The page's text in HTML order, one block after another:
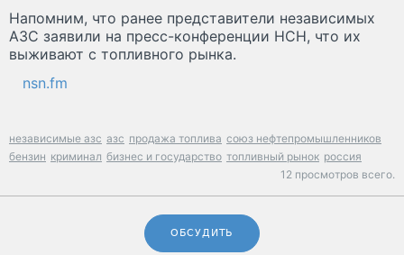
Напомним, что ранее представители независимых
АЗС заявили на пресс-конференции НСН, что их
выживают с топливного рынка.
nsn.fm
независимые азс азс продажа топлива союз нефтепромышленников
бензин криминал бизнес и государство топливный рынок россия
12 просмотров всего.
ОБСУДИТЬ